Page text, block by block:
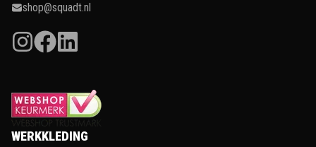
shop@squadt.nl
WERKKLEDING